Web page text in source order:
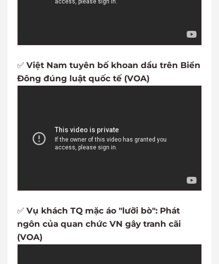
✅ Việt Nam tuyên bố khoan dầu trên Biển
Đông đúng luật quốc tế (VOA)
✅ Vụ khách TQ mặc áo "lưỡi bò": Phát
ngôn của quan chức VN gây tranh cãi
(VOA)